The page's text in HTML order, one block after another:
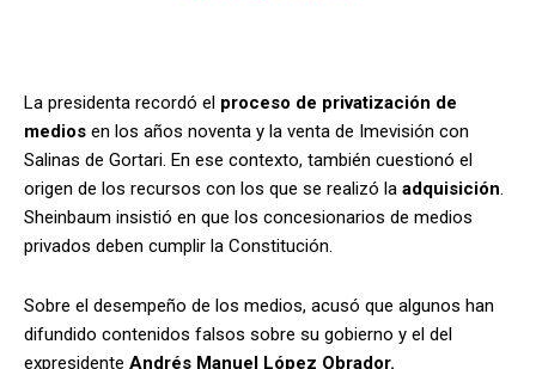
La presidenta recordó el proceso de privatización de
medios en los años noventa y la venta de Imevisión con
Salinas de Gortari. En ese contexto, también cuestionó el
origen de los recursos con los que se realizó la adquisición.
Sheinbaum insistió en que los concesionarios de medios
privados deben cumplir la Constitución.
Sobre el desempeño de los medios, acusó que algunos han
difundido contenidos falsos sobre su gobierno y el del
expresidente Andrés Manuel López Obrador.